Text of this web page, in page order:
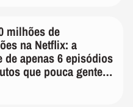
milhões de
na Netflix: a
de apenas 6 episódios
que pouca gente